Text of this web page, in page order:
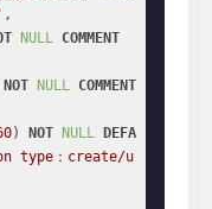
,
NULL COMMENT
NOT NULL COMMENT
) NOT NULL
DEFA
type：create/u